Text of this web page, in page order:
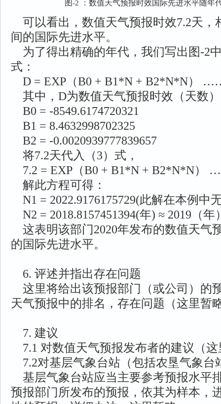
图-2 ：数值天气预报时效国际先进水平随年
可以看出，数值天气预报时效7.2天，
间的国际先进水平。
为了得出精确的年代，我们写出图-2
式：
D = EXP（B0 + B1*N + B2*N*N）
其中，D为数值天气预报时效（天数
B0 = -8549.6174720321
B1 = 8.4632998702325
B2 = -0.0020939777839657
将7.2天代入（3）式，
7.2 = EXP（B0 + B1*N + B2*N*N）
解此方程可得：
N1 = 2022.9176175729(此解在本例中
N2 = 2018.8157451394(年) ≈ 2019（年
这表明该部门2020年发布的数值天气
的国际先进水平。
6. 评述并指出存在问题
这里将给出该预报部门（或公司）的
天气预报中的排名，存在问题（这里暂
7. 建议
7.1 对数值天气预报发布者的建议（这
7.2对基层气象台站（包括农垦气象台
基层气象台站应当主要参考预报水平
预报部门所发布的预报，依其为样本，